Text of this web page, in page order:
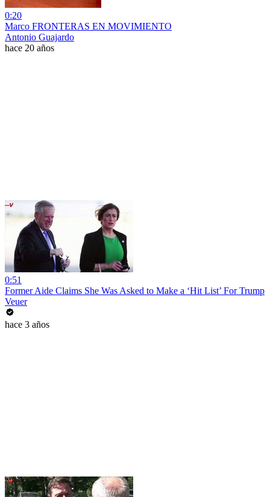
0:20
Marco FRONTERAS EN MOVIMIENTO
Antonio Guajardo
hace 20 años
0:51
Former Aide Claims She Was Asked to Make a ‘Hit List’ For Trump
Veuer
hace 3 años